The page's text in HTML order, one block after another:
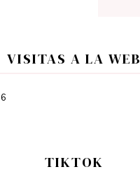
VISITAS A LA WEB
TIKTOK